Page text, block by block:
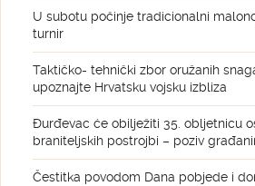
U subotu počinje tradicionalni
turnir
Taktičko- tehnički zbor oružanih
upoznajte Hrvatsku vojsku izbliza
Đurđevac će obilježiti 35. obljetnicu
braniteljskih postrojbi – poziv
Čestitka povodom Dana pobjede i